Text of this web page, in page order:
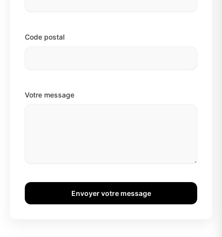
Code postal
Votre message
Envoyer votre message